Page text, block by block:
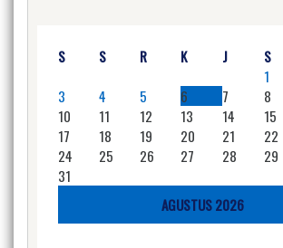
AGUSTUS 2026
S S R K J S
1
3
4 5 6 7 8
10
11 12 13 14 15
17
18 19 20 21 22
24
25 26 27 28 29
31